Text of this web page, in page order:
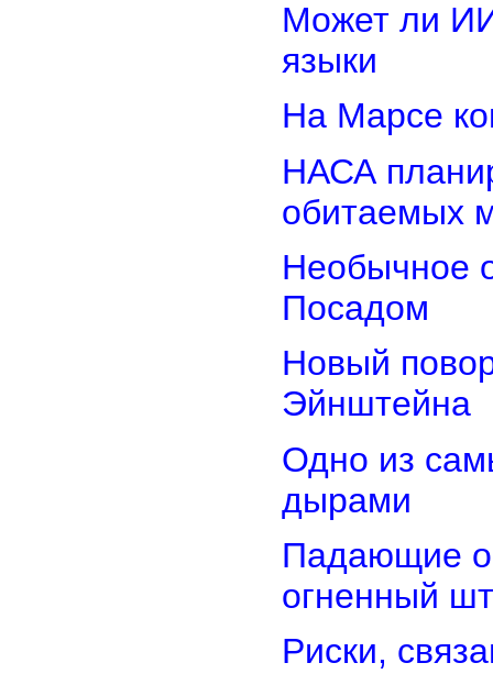
Может ли
языки
На Марсе
НАСА
обитаемых
Необычное
Посадом
Новый
Эйнштейна
Одно из
дырами
Падающие
огненный
Риски,